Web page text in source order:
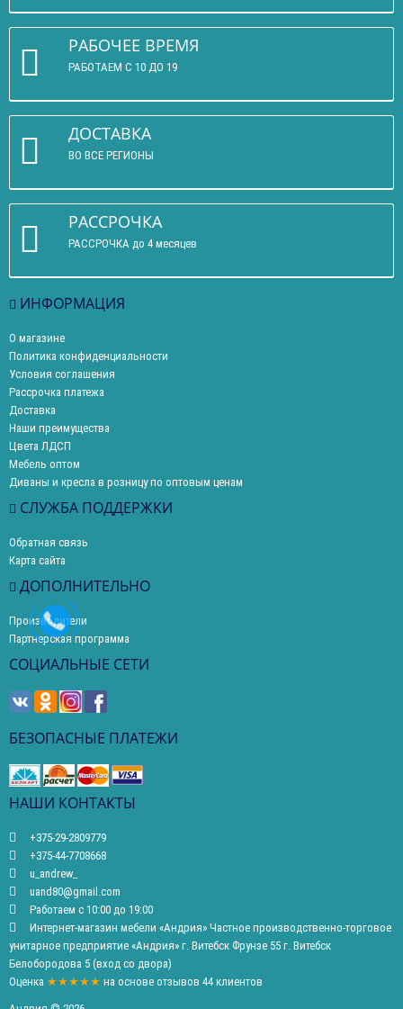
РАБОЧЕЕ ВРЕМЯ
РАБОТАЕМ С 10 ДО 19
ДОСТАВКА
ВО ВСЕ РЕГИОНЫ
РАССРОЧКА
РАССРОЧКА до 4 месяцев
ИНФОРМАЦИЯ
О магазине
Политика конфиденциальности
Условия соглашения
Рассрочка платежа
Доставка
Наши преимущества
Цвета ЛДСП
Мебель оптом
Диваны и кресла в розницу по оптовым ценам
СЛУЖБА ПОДДЕРЖКИ
Обратная связь
Карта сайта
ДОПОЛНИТЕЛЬНО
Производители
Партнерская программа
СОЦИАЛЬНЫЕ СЕТИ
БЕЗОПАСНЫЕ ПЛАТЕЖИ
НАШИ КОНТАКТЫ
+375-29-2809779
+375-44-7708668
u_andrew_
uand80@gmail.com
Работаем с 10:00 до 19:00
Интернет-магазин мебели «Андрия» Частное производственно-торговое
унитарное предприятие «Андрия» г. Витебск Фрунзе 55 г. Витебск
Белобородова 5 (вход со двора)
Оценка ★★★★★ на основе отзывов 44 клиентов